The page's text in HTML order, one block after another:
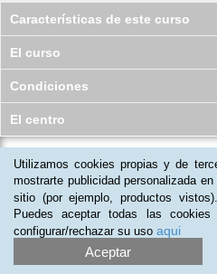
Características de este curso
El curso
Condiciones
El centro
( 3)
Utilizamos cookies propias y de
mostrarte publicidad personalizada
sitio (por ejemplo, productos
Puedes aceptar todas las
configurar/rechazar su uso aqui
Aceptar